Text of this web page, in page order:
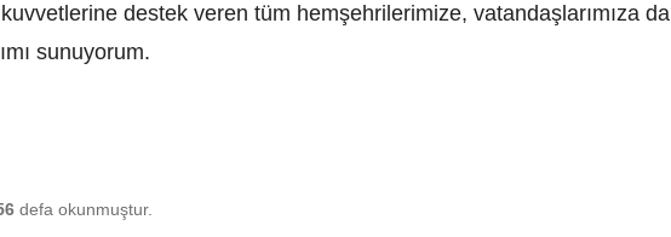
destek veren tüm hemşehrilerimize, vatandaşlarımıza da
sunuyorum.
defa okunmuştur.